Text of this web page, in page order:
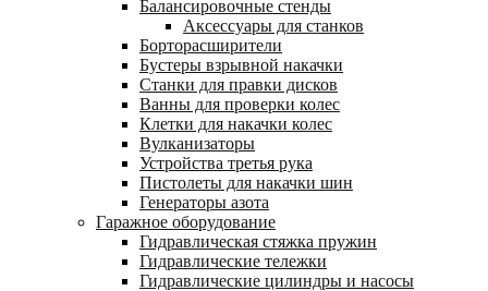
Балансировочные стенды
Аксессуары для станков
Борторасширители
Бустеры взрывной накачки
Станки для правки дисков
Ванны для проверки колес
Клетки для накачки колес
Вулканизаторы
Устройства третья рука
Пистолеты для накачки шин
Генераторы азота
Гаражное оборудование
Гидравлическая стяжка пружин
Гидравлические тележки
Гидравлические цилиндры и насосы